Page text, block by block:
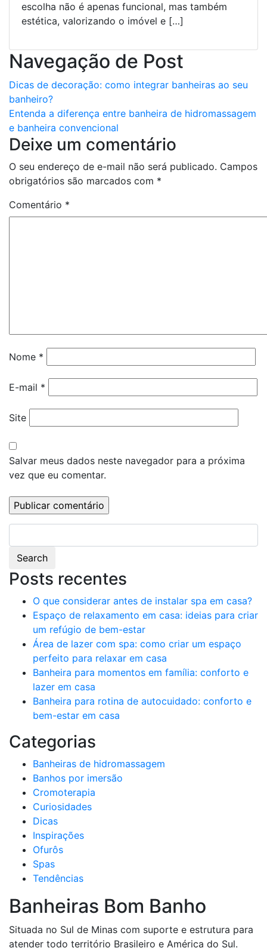
escolha não é apenas funcional, mas também
estética, valorizando o imóvel e […]
Navegação de Post
Dicas de decoração: como integrar banheiras ao seu
banheiro?
Entenda a diferença entre banheira de hidromassagem
e banheira convencional
Deixe um comentário
O seu endereço de e-mail não será publicado. Campos
obrigatórios são marcados com *
Comentário *
Nome *
E-mail *
Site
Salvar meus dados neste navegador para a próxima
vez que eu comentar.
Search
Posts recentes
O que considerar antes de instalar spa em casa?
Espaço de relaxamento em casa: ideias para criar
um refúgio de bem-estar
Área de lazer com spa: como criar um espaço
perfeito para relaxar em casa
Banheira para momentos em família: conforto e
lazer em casa
Banheira para rotina de autocuidado: conforto e
bem-estar em casa
Categorias
Banheiras de hidromassagem
Banhos por imersão
Cromoterapia
Curiosidades
Dicas
Inspirações
Ofurôs
Spas
Tendências
Banheiras Bom Banho
Situada no Sul de Minas com suporte e estrutura para
atender todo território Brasileiro e América do Sul.